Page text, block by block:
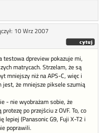
10 Wrz 2007
testowa dpreview pokazuje mi,
matrycach. Strzelam, że są
mniejszy niż na APS-C, więc i
jest, że mniejsze piksele szumią
- nie wyobrażam sobie, że
po przejściu z OVF. To, co
lepiej (Panasonic G9, Fuji X-T2 i
poprawili.